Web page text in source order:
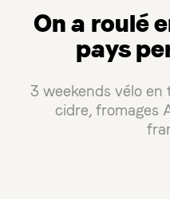
On a roulé
pays
3 weekends vélo
cidre, fromages